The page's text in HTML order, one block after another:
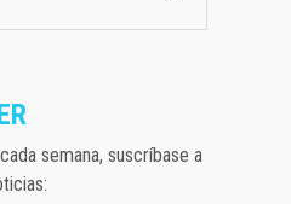
semana, suscríbase a